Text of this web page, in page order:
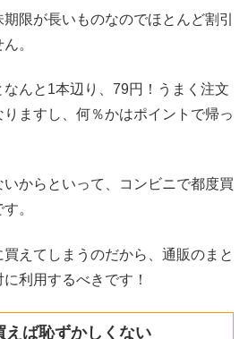
限が長いものなのでほとんど割引
。
なんと1本辺り、79円！うまく注文
ますし、何％かはポイントで帰っ
からといって、コンビニで都度買
。
えてしまうのだから、通販のまと
利用するべきです！
えば恥ずかしくない